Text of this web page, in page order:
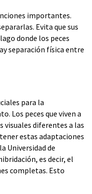
importantes.
Evita que sus
donde los peces
separación física entre
para la
Los peces que viven a
visuales diferentes a las
estas adaptaciones
Universidad de
es decir, el
completas. Esto